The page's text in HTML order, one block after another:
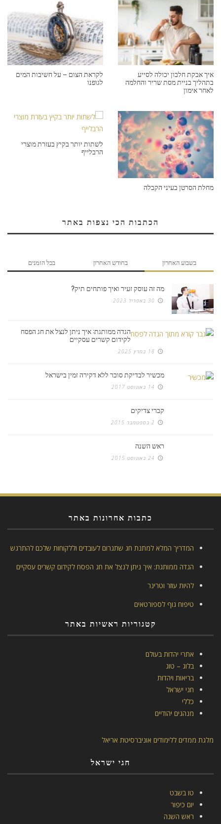
איך אבקת חלבון יכולה לסייע
בתהליך בניית מסת שריר והחלמה
לאחר אימון
לקראת הצום – על חשיבות המים
לגופנו
מחלת הסרטן בעיני הקבלה
לשתות יותר בקיץ בעזרת מוצרי
הרבלייף
הכתבות הכי נצפות באתר
בשבוע האחרון בחודש האחרון בכל הזמנים
מה זה עוסק זעיר ואיך פותחים תיק?
30 באפריל 2023
הגדה ממותגת: איך ניתן לנצל את חג הפסח
לקידום קשרים עסקיים
18 במרץ 2025
מכשיר לבדיקת סוכר ללא דקירה זמין בישראל
14 באוגוסט 2017
קברי צדיקים
2 בספטמבר 2015
ראש השנה
24 באוגוסט 2015
כתבות אחרונות באתר
המדריך המלא למתנת חג שתגרום לעובדים וללקוחות שלכם להתרגש
הגדה ממותגת: איך ניתן לנצל את חג הפסח לקידום קשרים עסקיים
להיות עוזר וטרינר
טיפוח גוף לספורטאים
קטגוריות ראשיות באתר
אתרי יהדות בעולם
בלוג – טוג
בריאות ויהדות
חגי ישראל
כללי
מנהגים יהודיים
מלגת ממדים ללימודים אוניברסיטת אריאל
חגי ישראל
טו בשבט
יום כיפור
ראש השנה